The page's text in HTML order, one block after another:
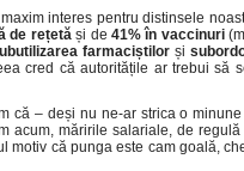
interes pentru distinsele
de rețetăși de41% în vaccinuri
farmaciștilorși
cred că autoritățile ar trebui să
că – deși nu ne-ar strica o
acum, măririle salariale, de
motiv că punga este cam goală,